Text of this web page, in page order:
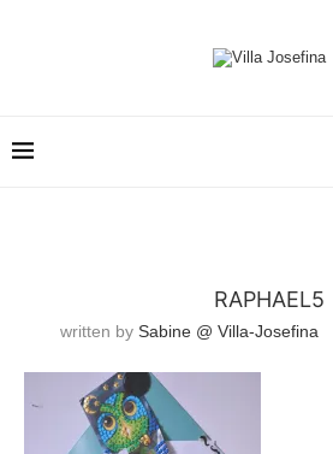
RAPHAEL5
written by Sabine @ Villa-Josefina